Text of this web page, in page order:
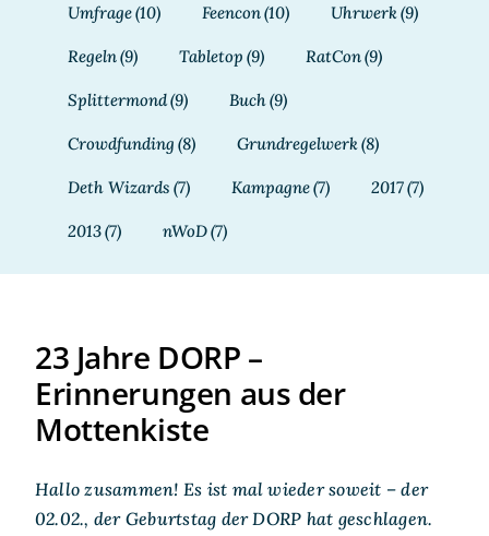
Umfrage(10) Feencon(10) Uhrwerk(9)
Regeln(9) Tabletop (9) RatCon(9)
Splittermond(9) Buch(9)
Crowdfunding (8) Grundregelwerk(8)
Deth Wizards (7) Kampagne(7) 2017(7)
2013(7) nWoD(7)
23 Jahre DORP –
Erinnerungen aus der
Mottenkiste
Hallo zusammen! Es ist mal wieder soweit – der
02.02., der Geburtstag der DORP hat geschlagen.